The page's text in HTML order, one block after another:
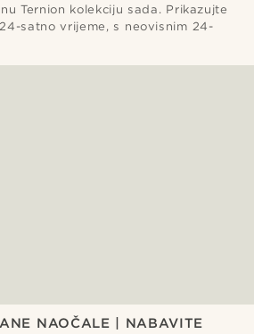
Ternion kolekciju sada. Prikazujte
satno vrijeme, s neovisnim 24-
NAOČALE | NABAVITE